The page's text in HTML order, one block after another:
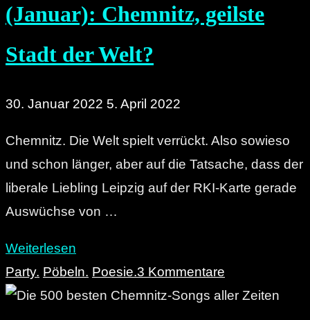
of
(Januar): Chemnitz, geilste
Stadt der Welt?
30. Januar 2022 5. April 2022
Chemnitz. Die Welt spielt verrückt. Also sowieso
und schon länger, aber auf die Tatsache, dass der
liberale Liebling Leipzig auf der RKI-Karte gerade
Auswüchse von …
Weiterlesen
Post
der
Party. Pöbeln. Poesie.3 Kommentare